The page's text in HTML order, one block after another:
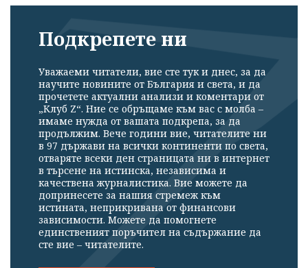
Подкрепете ни
Уважаеми читатели, вие сте тук и днес, за да
научите новините от България и света, и да
прочетете актуални анализи и коментари от
„Клуб Z“. Ние се обръщаме към вас с молба –
имаме нужда от вашата подкрепа, за да
продължим. Вече години вие, читателите ни
в 97 държави на всички континенти по света,
отваряте всеки ден страницата ни в интернет
в търсене на истинска, независима и
качествена журналистика. Вие можете да
допринесете за нашия стремеж към
истината, неприкривана от финансови
зависимости. Можете да помогнете
единственият поръчител на съдържание да
сте вие – читателите.